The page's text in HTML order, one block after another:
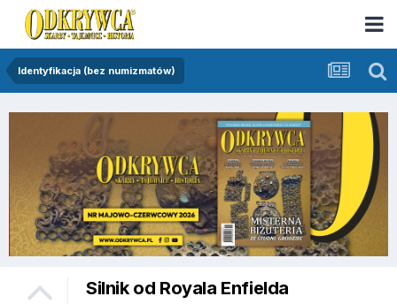
Identyfikacja (bez numizmatów)
Silnik od Royala Enfielda